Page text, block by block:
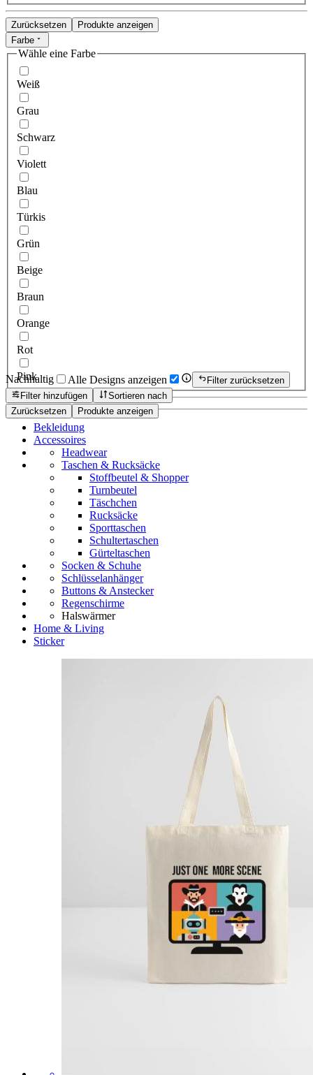
Zurücksetzen
Produkte anzeigen
Farbe
Wähle eine Farbe
Weiß
Grau
Schwarz
Violett
Blau
Türkis
Grün
Beige
Braun
Orange
Rot
Pink
Zurücksetzen Produkte anzeigen
Nachhaltig Alle Designs anzeigen
Filter zurücksetzen
Filter hinzufügen
Sortieren nach
Bekleidung
Accessoires
Headwear
Taschen & Rucksäcke
Stoffbeutel & Shopper
Turnbeutel
Täschchen
Rucksäcke
Sporttaschen
Schultertaschen
Gürteltaschen
Socken & Schuhe
Schlüsselanhänger
Buttons & Anstecker
Regenschirme
Halswärmer
Home & Living
Sticker